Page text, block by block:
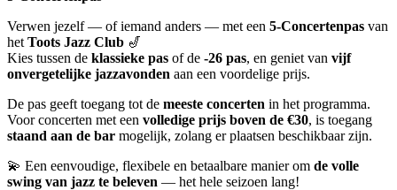
Verwen jezelf — of iemand anders — met een 5-Concertenpas van
het Toots Jazz Club 🎷
Kies tussen de klassieke pas of de -26 pas, en geniet van vijf
onvergetelijke jazzavonden aan een voordelige prijs.
De pas geeft toegang tot de meeste concerten in het programma.
Voor concerten met een volledige prijs boven de €30, is toegang
staand aan de bar mogelijk, zolang er plaatsen beschikbaar zijn.
💫 Een eenvoudige, flexibele en betaalbare manier om de volle
swing van jazz te beleven — het hele seizoen lang!